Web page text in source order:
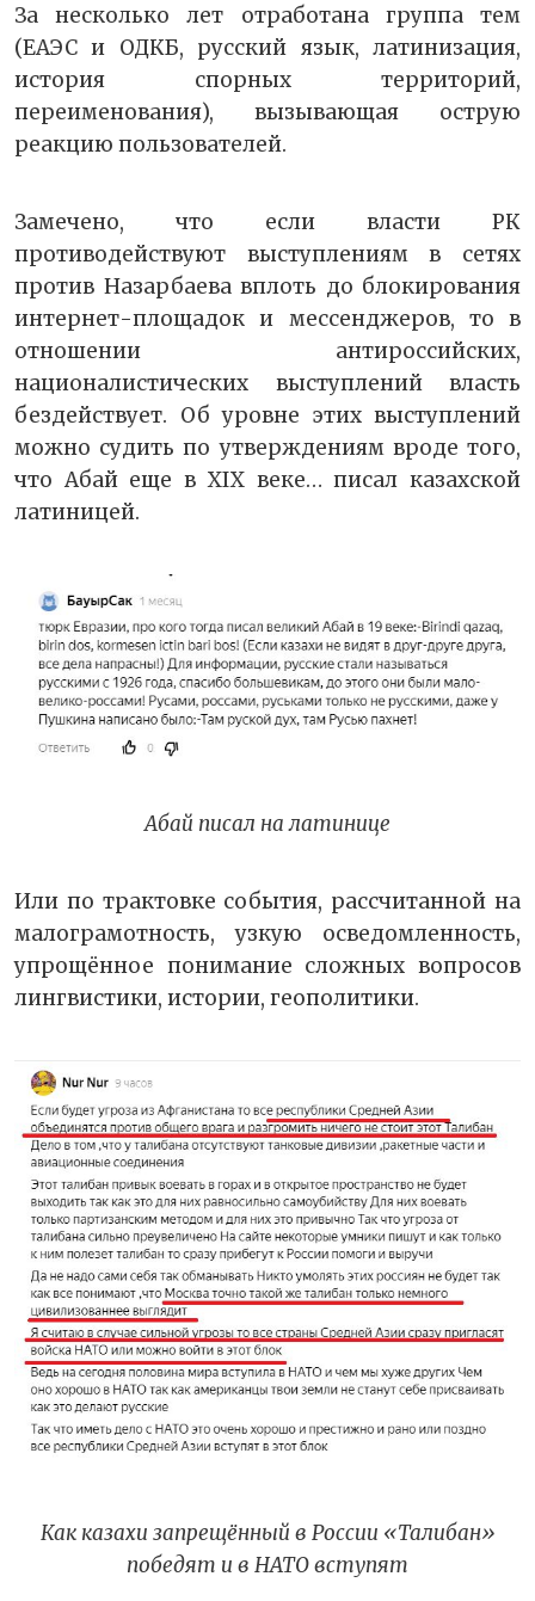
За несколько лет отработана группа тем
(ЕАЭС и ОДКБ, русский язык, латинизация,
история спорных территорий,
переименования), вызывающая острую
реакцию пользователей.
Замечено, что если власти РК
противодействуют выступлениям в сетях
против Назарбаева вплоть до блокирования
интернет-площадок и мессенджеров, то в
отношении антироссийских,
националистических выступлений власть
бездействует. Об уровне этих выступлений
можно судить по утверждениям вроде того,
что Абай еще в XIX веке… писал казахской
латиницей.
Абай писал на латинице
Или по трактовке события, рассчитанной на
малограмотность, узкую осведомленность,
упрощённое понимание сложных вопросов
лингвистики, истории, геополитики.
Как казахи запрещённый в России «Талибан»
победят и в НАТО вступят